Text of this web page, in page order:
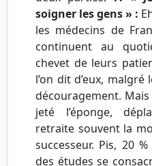
soigner les gens » :
les médecins de
continuent au
chevet de leurs
l’on dit d’eux,
découragement.
jeté l’éponge,
retraite souvent la
successeur. Pis, 20
des études se